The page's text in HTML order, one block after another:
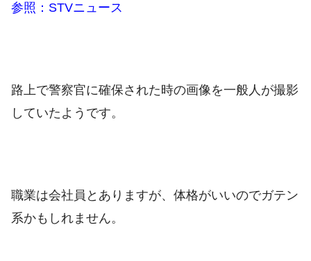
参照：STVニュース
路上で警察官に確保された時の画像を一般人が撮影
していたようです。
職業は会社員とありますが、体格がいいのでガテン
系かもしれません。